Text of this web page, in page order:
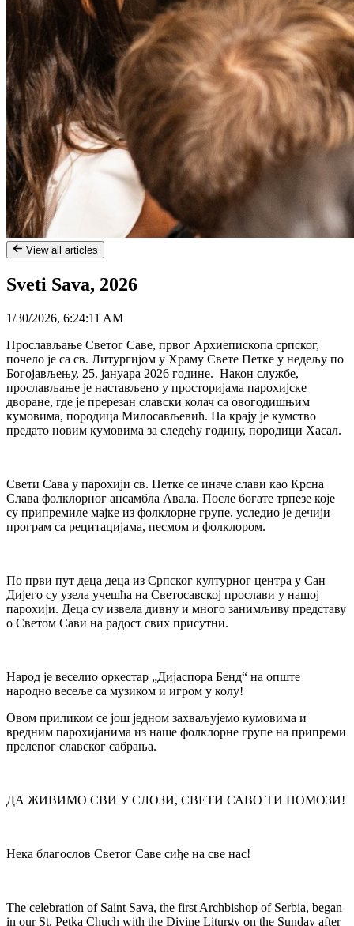
View all articles
Sveti Sava, 2026
1/30/2026, 6:24:11 AM
Прослављање Светог Саве, првог Архиепископа српског,
почело је са св. Литургијом у Храму Свете Петке у недељу по
Богојављењу, 25. јануара 2026 године.  Након службе,
прослављање је настављено у просторијама парохијске
дворане, где је пререзан славски колач са овогодишњим
кумовима, породица Милосављевић. На крају је кумство
предато новим кумовима за следећу годину, породици Хасал.
Свети Сава у парохији св. Петке се иначе слави као Крсна
Слава фолклорног ансамбла Авала. После богате трпезе које
су припремиле мајке из фолклорне групе, уследио је дечији
програм са рецитацијама, песмом и фолклором.
По први пут деца деца из Српског културног центра у Сан
Дијего су узела учешћа на Светосавској прослави у нашој
парохији. Деца су извела дивну и много занимљиву представу
о Светом Сави на радост свих присутни.
Народ је веселио оркестар „Дијаспора Бенд“ на опште
народно весеље са музиком и игром у колу!
Овом приликом се још једном захваљујемо кумовима и
вредним парохијанима из наше фолклорне групе на припреми
прелепог славског сабрања.
ДА ЖИВИМО СВИ У СЛОЗИ, СВЕТИ САВО ТИ ПОМОЗИ!
Нека благослов Светог Саве сиђе на све нас!
The celebration of Saint Sava, the first Archbishop of Serbia, began
in our St. Petka Chuch with the Divine Liturgy on the Sunday after